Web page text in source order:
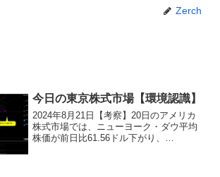
Zerch
今日の東京株式市場【環境認識】
2024年8月21日【考察】20日のアメリカ
株式市場では、ニューヨーク・ダウ平均
株価が前日比61.56ドル下がり、